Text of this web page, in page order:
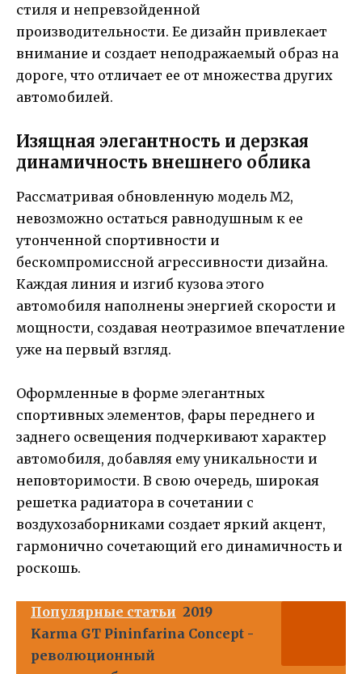
стиля и непревзойденной
производительности. Ее дизайн привлекает
внимание и создает неподражаемый образ на
дороге, что отличает ее от множества других
автомобилей.
Изящная элегантность и дерзкая
динамичность внешнего облика
Рассматривая обновленную модель M2,
невозможно остаться равнодушным к ее
утонченной спортивности и
бескомпромиссной агрессивности дизайна.
Каждая линия и изгиб кузова этого
автомобиля наполнены энергией скорости и
мощности, создавая неотразимое впечатление
уже на первый взгляд.
Оформленные в форме элегантных
спортивных элементов, фары переднего и
заднего освещения подчеркивают характер
автомобиля, добавляя ему уникальности и
неповторимости. В свою очередь, широкая
решетка радиатора в сочетании с
воздухозаборниками создает яркий акцент,
гармонично сочетающий его динамичность и
роскошь.
Популярные статьи 2019
Karma GT Pininfarina Concept -
революционный